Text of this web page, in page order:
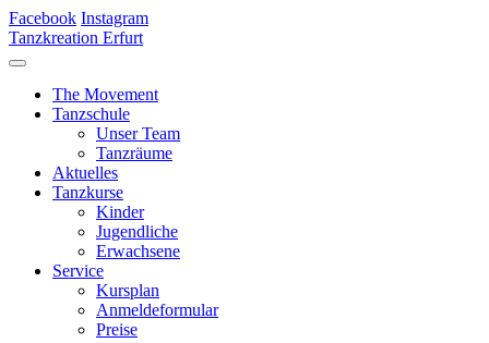
Facebook Instagram
Tanzkreation Erfurt
The Movement
Tanzschule
Unser Team
Tanzräume
Aktuelles
Tanzkurse
Kinder
Jugendliche
Erwachsene
Service
Kursplan
Anmeldeformular
Preise